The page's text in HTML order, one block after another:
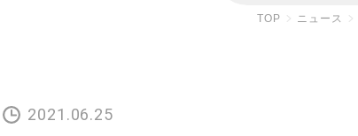
TOP ニュース
2021.06.25